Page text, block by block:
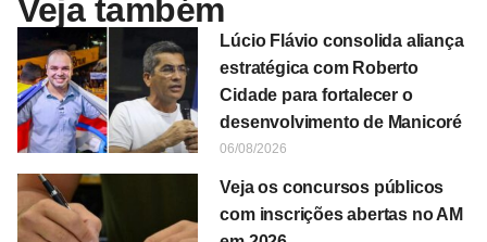
Veja também
Lúcio Flávio consolida aliança
estratégica com Roberto
Cidade para fortalecer o
desenvolvimento de Manicoré
06/08/2026
Veja os concursos públicos
com inscrições abertas no AM